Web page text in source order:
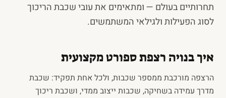
תחרותיים בעולם — ומתאימים את עובי שכבת הריכוך
לסוג הפעילות ולגילאי המשתמשים.
איך בנויה רצפת ספורט מקצועית
הרצפה מורכבת ממספר שכבות, ולכל אחת תפקיד: שכבת
מדרך עמידה בשחיקה, שכבות ייצוב ממדי, ושכבת ריכוך